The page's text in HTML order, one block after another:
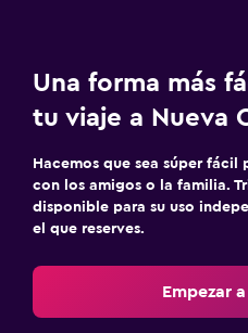
Una forma más
tu viaje a Nueva
Hacemos que sea súper
con los amigos o la familia.
disponible para su uso
el que reserves.
Empezar